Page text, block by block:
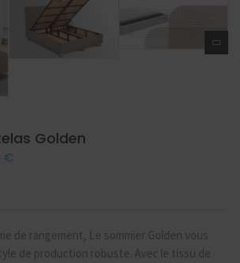
Golden
€
de rangement, Le sommier Golden vous
de production robuste. Avec le tissu de